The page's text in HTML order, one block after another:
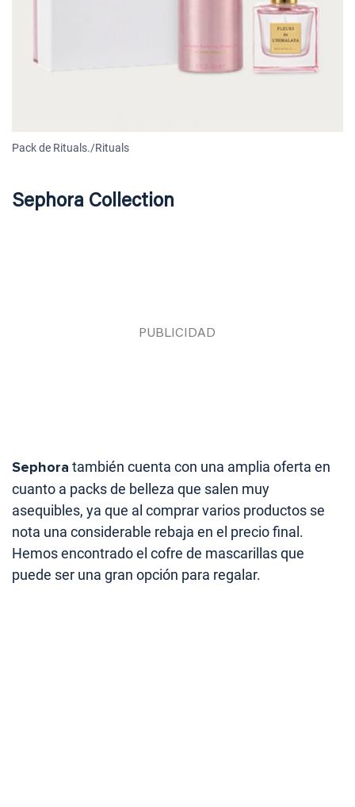
Pack de Rituals./Rituals
Sephora Collection
Sephora también cuenta con una amplia oferta en
cuanto a packs de belleza que salen muy
asequibles, ya que al comprar varios productos se
nota una considerable rebaja en el precio final.
Hemos encontrado el cofre de mascarillas que
puede ser una gran opción para regalar.